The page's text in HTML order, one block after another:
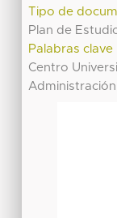
Tipo de
Plan de
Palabras clave
Centro
Administración